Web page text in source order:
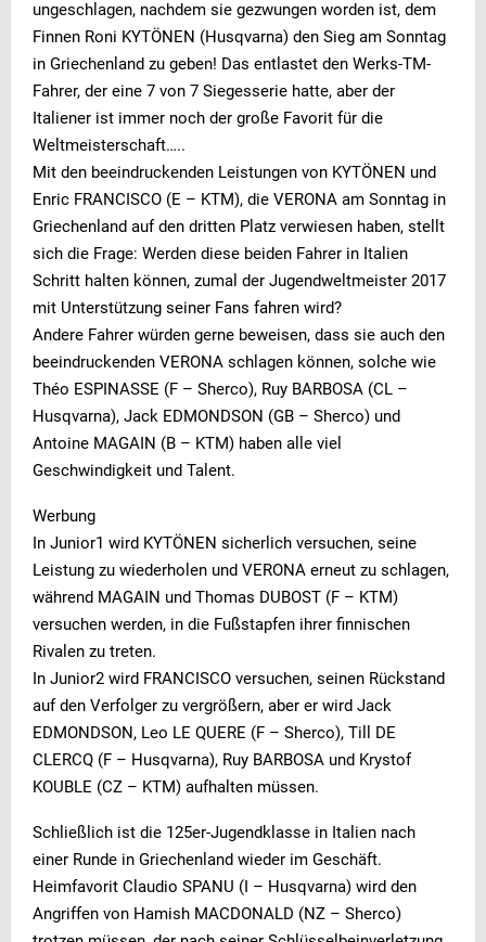
ungeschlagen, nachdem sie gezwungen worden ist, dem
Finnen Roni KYTÖNEN (Husqvarna) den Sieg am Sonntag
in Griechenland zu geben! Das entlastet den Werks-TM-
Fahrer, der eine 7 von 7 Siegesserie hatte, aber der
Italiener ist immer noch der große Favorit für die
Weltmeisterschaft…..
Mit den beeindruckenden Leistungen von KYTÖNEN und
Enric FRANCISCO (E – KTM), die VERONA am Sonntag in
Griechenland auf den dritten Platz verwiesen haben, stellt
sich die Frage: Werden diese beiden Fahrer in Italien
Schritt halten können, zumal der Jugendweltmeister 2017
mit Unterstützung seiner Fans fahren wird?
Andere Fahrer würden gerne beweisen, dass sie auch den
beeindruckenden VERONA schlagen können, solche wie
Théo ESPINASSE (F – Sherco), Ruy BARBOSA (CL –
Husqvarna), Jack EDMONDSON (GB – Sherco) und
Antoine MAGAIN (B – KTM) haben alle viel
Geschwindigkeit und Talent.
Werbung
In Junior1 wird KYTÖNEN sicherlich versuchen, seine
Leistung zu wiederholen und VERONA erneut zu schlagen,
während MAGAIN und Thomas DUBOST (F – KTM)
versuchen werden, in die Fußstapfen ihrer finnischen
Rivalen zu treten.
In Junior2 wird FRANCISCO versuchen, seinen Rückstand
auf den Verfolger zu vergrößern, aber er wird Jack
EDMONDSON, Leo LE QUERE (F – Sherco), Till DE
CLERCQ (F – Husqvarna), Ruy BARBOSA und Krystof
KOUBLE (CZ – KTM) aufhalten müssen.
Schließlich ist die 125er-Jugendklasse in Italien nach
einer Runde in Griechenland wieder im Geschäft.
Heimfavorit Claudio SPANU (I – Husqvarna) wird den
Angriffen von Hamish MACDONALD (NZ – Sherco)